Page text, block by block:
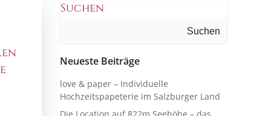
Suchen
Suchen
Neueste Beiträge
love & paper – Individuelle
Hochzeitspapeterie im Salzburger Land